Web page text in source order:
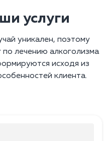
услуги
уникален, поэтому
лечению алкоголизма
исходя из
клиента.